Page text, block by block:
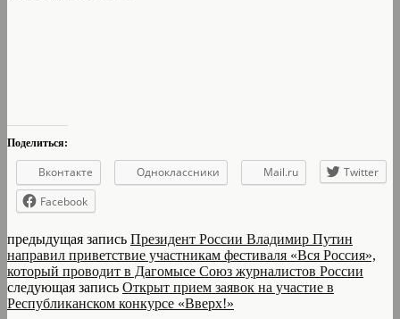
Поделиться:
Вконтакте Одноклассники Mail.ru
Twitter
Facebook
предыдущая запись Президент России Владимир Путин
направил приветствие участникам фестиваля «Вся Россия»,
который проводит в Дагомысе Союз журналистов России
следующая запись Открыт прием заявок на участие в
Республиканском конкурсе «Вверх!»